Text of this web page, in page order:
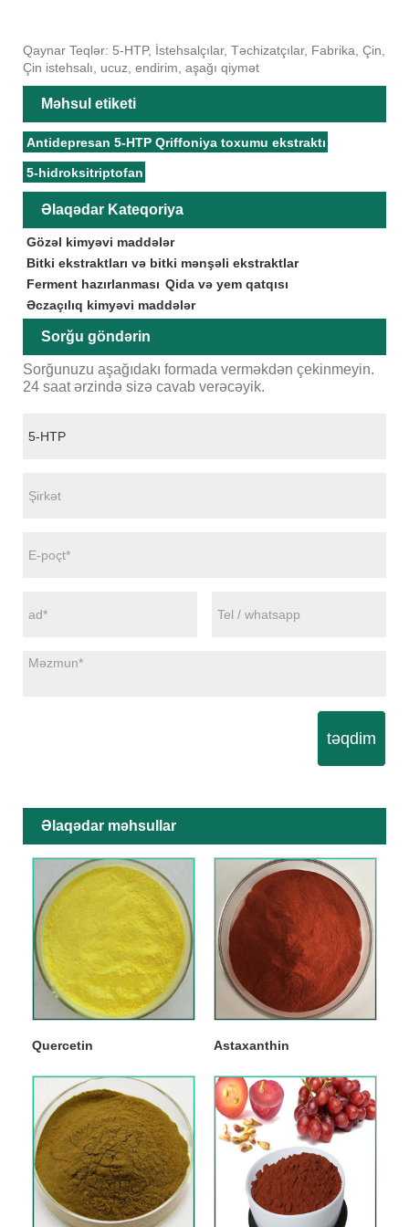
Qaynar Teqlər: 5-HTP, İstehsalçılar, Təchizatçılar, Fabrika, Çin,
Çin istehsalı, ucuz, endirim, aşağı qiymət
Məhsul etiketi
Antidepresan 5-HTP Qriffoniya toxumu ekstraktı
5-hidroksitriptofan
Əlaqədar Kateqoriya
Gözəl kimyəvi maddələr
Bitki ekstraktları və bitki mənşəli ekstraktlar
Ferment hazırlanması Qida və yem qatqısı
Əczaçılıq kimyəvi maddələr
Sorğu göndərin
Sorğunuzu aşağıdakı formada verməkdən çekinmeyin.
24 saat ərzində sizə cavab verəcəyik.
təqdim
Əlaqədar məhsullar
Quercetin Astaxanthin